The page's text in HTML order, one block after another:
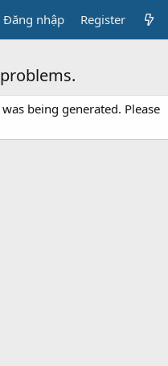
Đăng nhập Register
being generated. Please